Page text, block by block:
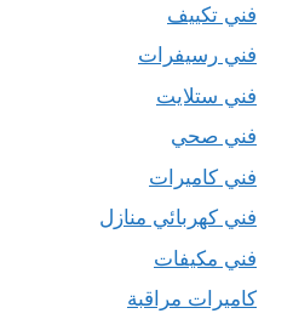
فني تكييف
فني رسيفرات
فني ستلايت
فني صحي
فني كاميرات
فني كهربائي منازل
فني مكيفات
كاميرات مراقبة